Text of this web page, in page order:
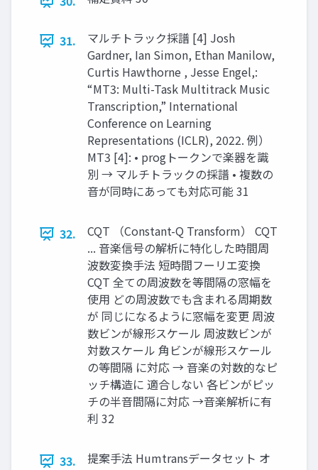
31.
マルチトラック採譜 [4] Josh
Gardner, Ian Simon, Ethan Manilow,
Curtis Hawthorne , Jesse Engel,:
“MT3: Multi-Task Multitrack Music
Transcription,” International
Conference on Learning
Representations (ICLR), 2022. 例）
MT3 [4]: • progトークンで楽器を識
別 → マルチトラックの採譜 • 複数の
音が同時にあっても対応可能 31
32.
CQT （Constant-Q Transform） CQT
... 音楽信号の解析に特化した時間周
波数変換手法 短時間フーリエ変換
CQT 全ての周波数を等間隔の窓幅を
使用 どの周波数でも含まれる周期数
が 同じになるように窓幅を変更 周波
数ビンが線形スケール 周波数ビンが
対数スケール 角ビンが線形スケール
の等間隔 に対応 → 音楽の対数的なピ
ッチ構造に 適合しない 各ビンがピッ
チの半音間隔に対応 →音楽解析に有
利 32
33.
提案手法 Humtransデータセット オ